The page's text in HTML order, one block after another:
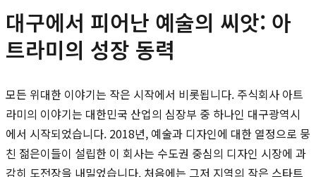
대구에서 피어난 예술의 씨앗: 아
트라미의 성장 동력
모든 위대한 이야기는 작은 시작에서 비롯됩니다. 주식회사 아트
라미의 이야기는 대한민국 산업의 심장부 중 하나인 대구광역시
에서 시작되었습니다. 2018년, 예술과 디자인에 대한 열정으로 뭉
친 젊은이들이 설립한 이 회사는 수도권 중심의 디자인 시장에 과
감히 도전장을 내밀었습니다. 처음에는 그저 지역의 작은 스타트